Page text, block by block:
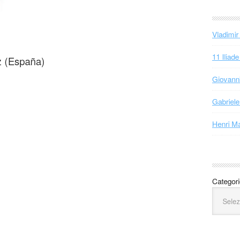
(España) 11
Henri